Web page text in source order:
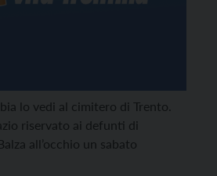
lo vedi al cimitero di Trento.
riservato ai defunti di
all’occhio un sabato